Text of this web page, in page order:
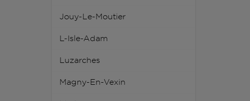
Jouy-Le-Moutier
L-Isle-Adam
Luzarches
Magny-En-Vexin